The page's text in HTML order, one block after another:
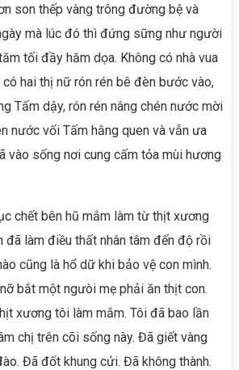
son thếp vàng trông đường bệ và
mà lúc đó thì đứng sững như người
tối đầy hăm dọa. Không có nhà vua
có hai thị nữ rón rén bê đèn bước vào,
Tấm dậy, rón rén nâng chén nước mời
nước vối Tấm hằng quen và vẫn ưa
vào sống nơi cung cấm tỏa mùi hương
chết bên hũ mắm làm từ thịt xương
đã làm điều thất nhân tâm đến độ rồi
cũng là hổ dữ khi bảo vệ con mình.
bắt một ngưòi mẹ phải ăn thịt con.
xương tôi làm mắm. Tôi đã bao lần
chị trên cõi sống này. Đã giết vàng
Đã đốt khung cửi. Đã không thành.